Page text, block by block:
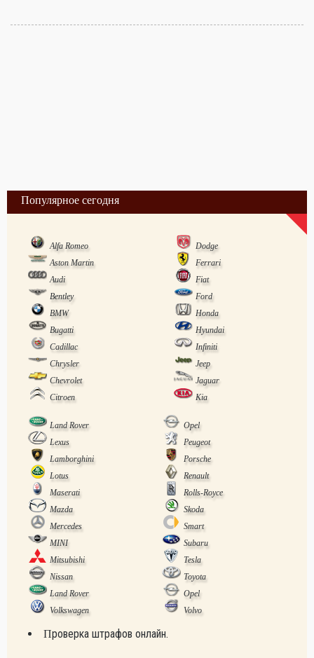
Популярное сегодня
Alfa Romeo
Dodge
Aston Martin
Ferrari
Audi
Fiat
Bentley
Ford
BMW
Honda
Bugatti
Hyundai
Cadillac
Infiniti
Chrysler
Jeep
Chevrolet
Jaguar
Citroen
Kia
Land Rover
Opel
Lexus
Peugeot
Lamborghini
Porsche
Lotus
Renault
Maserati
Rolls-Royce
Mazda
Skoda
Mercedes
Smart
MINI
Subaru
Mitsubishi
Tesla
Nissan
Toyota
Land Rover
Opel
Volkswagen
Volvo
Проверка штрафов онлайн.